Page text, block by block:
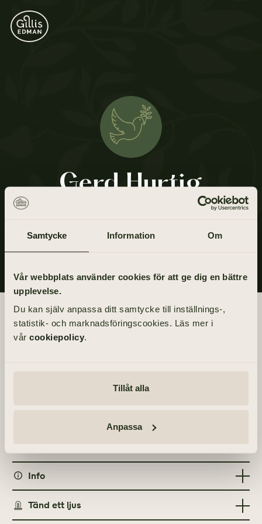
Samtycke Information Om
Vår webbplats använder cookies för att ge dig en bättre
upplevelse.
Du kan själv anpassa ditt samtycke till inställnings-,
statistik- och marknadsföringscookies. Läs mer i
vår cookiepolicy.
Tillåt alla
Anpassa
Gerd Hurtig
Begravningsdagen
BEGRAVNING
Torslanda Kyrkväg, 423 32 Torslanda
Info
MINNESGÅVOR
Barncancerfonden
Tänd ett ljus